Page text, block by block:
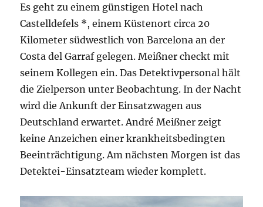
Es geht zu einem günstigen Hotel nach
Castelldefels *, einem Küstenort circa 20
Kilometer südwestlich von Barcelona an der
Costa del Garraf gelegen. Meißner checkt mit
seinem Kollegen ein. Das Detektivpersonal hält
die Zielperson unter Beobachtung. In der Nacht
wird die Ankunft der Einsatzwagen aus
Deutschland erwartet. André Meißner zeigt
keine Anzeichen einer krankheitsbedingten
Beeinträchtigung. Am nächsten Morgen ist das
Detektei-Einsatzteam wieder komplett.